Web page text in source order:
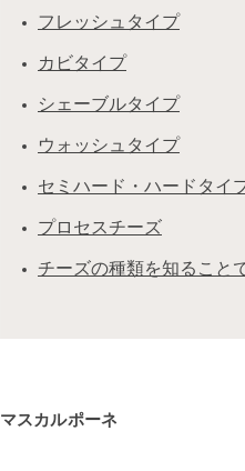
フレッシュタイプ
カビタイプ
シェーブルタイプ
ウォッシュタイプ
セミハード・ハードタイ
プロセスチーズ
チーズの種類を知ること
マスカルポーネ